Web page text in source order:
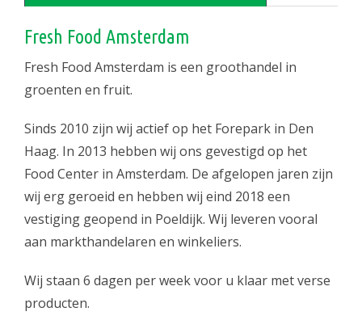
Fresh Food Amsterdam
Fresh Food Amsterdam is een groothandel in
groenten en fruit.
Sinds 2010 zijn wij actief op het Forepark in Den
Haag. In 2013 hebben wij ons gevestigd op het
Food Center in Amsterdam. De afgelopen jaren zijn
wij erg geroeid en hebben wij eind 2018 een
vestiging geopend in Poeldijk. Wij leveren vooral
aan markthandelaren en winkeliers.
Wij staan 6 dagen per week voor u klaar met verse
producten.